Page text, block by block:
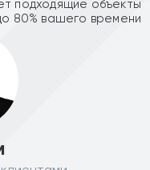
подходящие объекты
80% вашего времени